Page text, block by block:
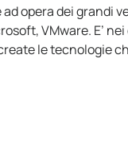
opera dei grandi
VMware. E’
le tecnologie